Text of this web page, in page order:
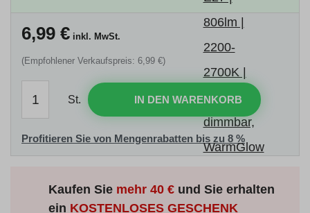
6,99 € inkl. MwSt.
(Empfohlener Verkaufspreis: 6,99 €)
St. IN DEN WARENKORB
Profitieren Sie von Mengenrabatten bis zu 8 %
Kaufen Sie mehr40 €und Sie erhalten
ein KOSTENLOSES GESCHENK